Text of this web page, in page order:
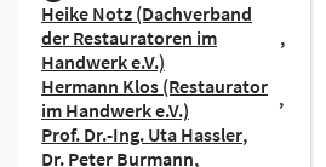
Heike Notz (Dachverband
der Restauratoren im
Handwerk e.V.)
Hermann Klos (Restaurator
im Handwerk e.V.)
Prof. Dr.-Ing. Uta Hassler
Dr. Peter Burmann